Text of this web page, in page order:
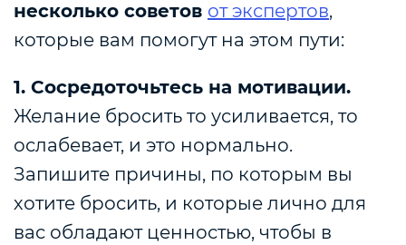
несколько советов от экспертов,
которые вам помогут на этом пути:
1. Сосредоточьтесь на мотивации.
Желание бросить то усиливается, то
ослабевает, и это нормально.
Запишите причины, по которым вы
хотите бросить, и которые лично для
вас обладают ценностью, чтобы в